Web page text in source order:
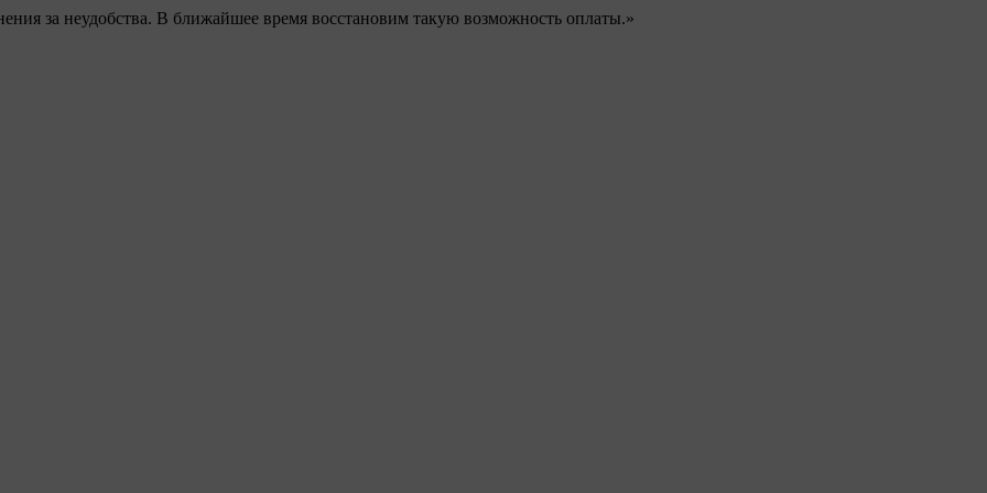
за неудобства. В ближайшее время восстановим такую возможность оплаты.»